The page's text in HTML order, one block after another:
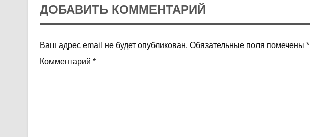
ДОБАВИТЬ КОММЕНТАРИЙ
Ваш адрес email не будет опубликован. Обязательные поля помечены *
Комментарий *